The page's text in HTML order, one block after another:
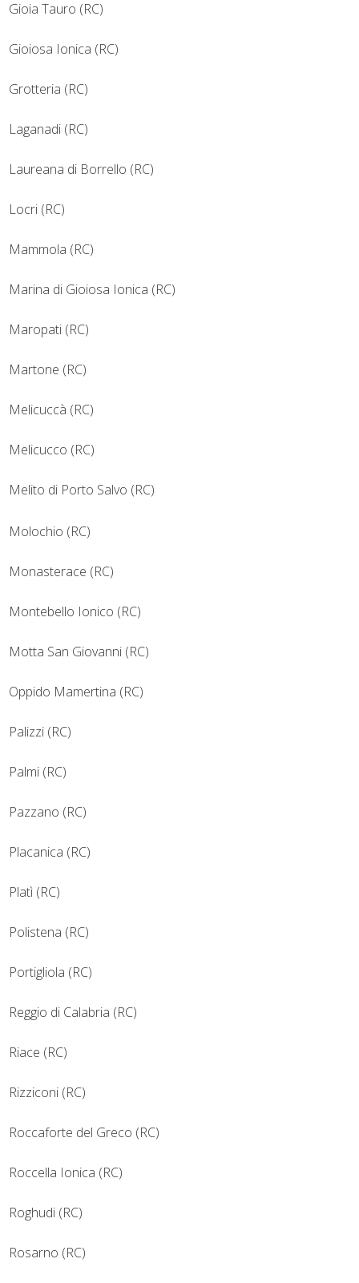
Gioia Tauro (RC)
Gioiosa Ionica (RC)
Grotteria (RC)
Laganadi (RC)
Laureana di Borrello (RC)
Locri (RC)
Mammola (RC)
Marina di Gioiosa Ionica (RC)
Maropati (RC)
Martone (RC)
Melicuccà (RC)
Melicucco (RC)
Melito di Porto Salvo (RC)
Molochio (RC)
Monasterace (RC)
Montebello Ionico (RC)
Motta San Giovanni (RC)
Oppido Mamertina (RC)
Palizzi (RC)
Palmi (RC)
Pazzano (RC)
Placanica (RC)
Platì (RC)
Polistena (RC)
Portigliola (RC)
Reggio di Calabria (RC)
Riace (RC)
Rizziconi (RC)
Roccaforte del Greco (RC)
Roccella Ionica (RC)
Roghudi (RC)
Rosarno (RC)